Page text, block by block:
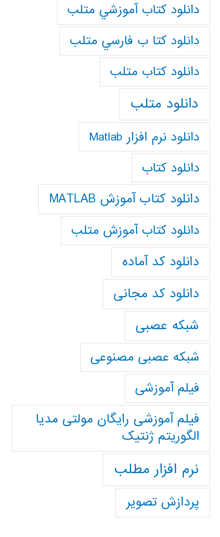
دانلود كتاب آموزشي متلب
دانلود كتا ب فارسي متلب
دانلود كتاب متلب
دانلود متلب
دانلود نرم افزار Matlab
دانلود کتاب
دانلود کتاب آموزش MATLAB
دانلود کتاب آموزش متلب
دانلود کد آماده
دانلود کد مجانی
شبکه عصبی
شبکه عصبی مصنوعی
فیلم آموزشی
فیلم آموزشی رایگان مولتی مدیا
الگوریتم ژنتیک
نرم افزار مطلب
پردازش تصویر